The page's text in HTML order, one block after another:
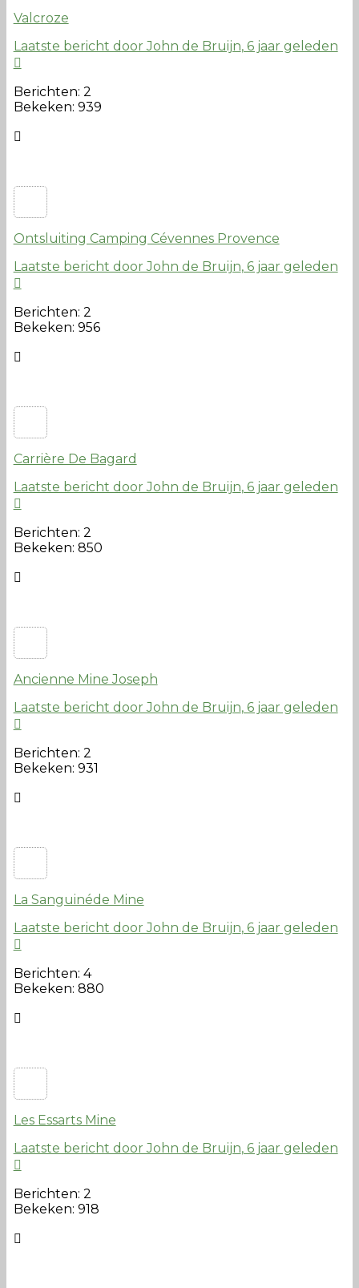
Valcroze
Laatste bericht door John de Bruijn, 6 jaar geleden
Berichten: 2
Bekeken: 939
Ontsluiting Camping Cévennes Provence
Laatste bericht door John de Bruijn, 6 jaar geleden
Berichten: 2
Bekeken: 956
Carrière De Bagard
Laatste bericht door John de Bruijn, 6 jaar geleden
Berichten: 2
Bekeken: 850
Ancienne Mine Joseph
Laatste bericht door John de Bruijn, 6 jaar geleden
Berichten: 2
Bekeken: 931
La Sanguinéde Mine
Laatste bericht door John de Bruijn, 6 jaar geleden
Berichten: 4
Bekeken: 880
Les Essarts Mine
Laatste bericht door John de Bruijn, 6 jaar geleden
Berichten: 2
Bekeken: 918